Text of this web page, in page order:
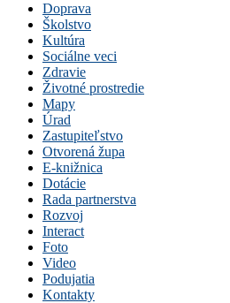
Doprava
Školstvo
Kultúra
Sociálne veci
Zdravie
Životné prostredie
Mapy
Úrad
Zastupiteľstvo
Otvorená župa
E-knižnica
Dotácie
Rada partnerstva
Rozvoj
Interact
Foto
Video
Podujatia
Kontakty